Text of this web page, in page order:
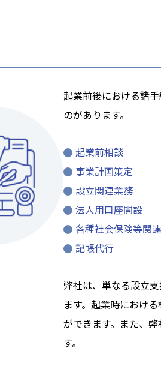
起業前後における諸
のがあります。
起業前相談
事業計画策定
設立関連業務
法人用口座開設
各種社会保険等関
記帳代行
弊社は、単なる設立
ます。起業時におけ
ができます。また、
す。